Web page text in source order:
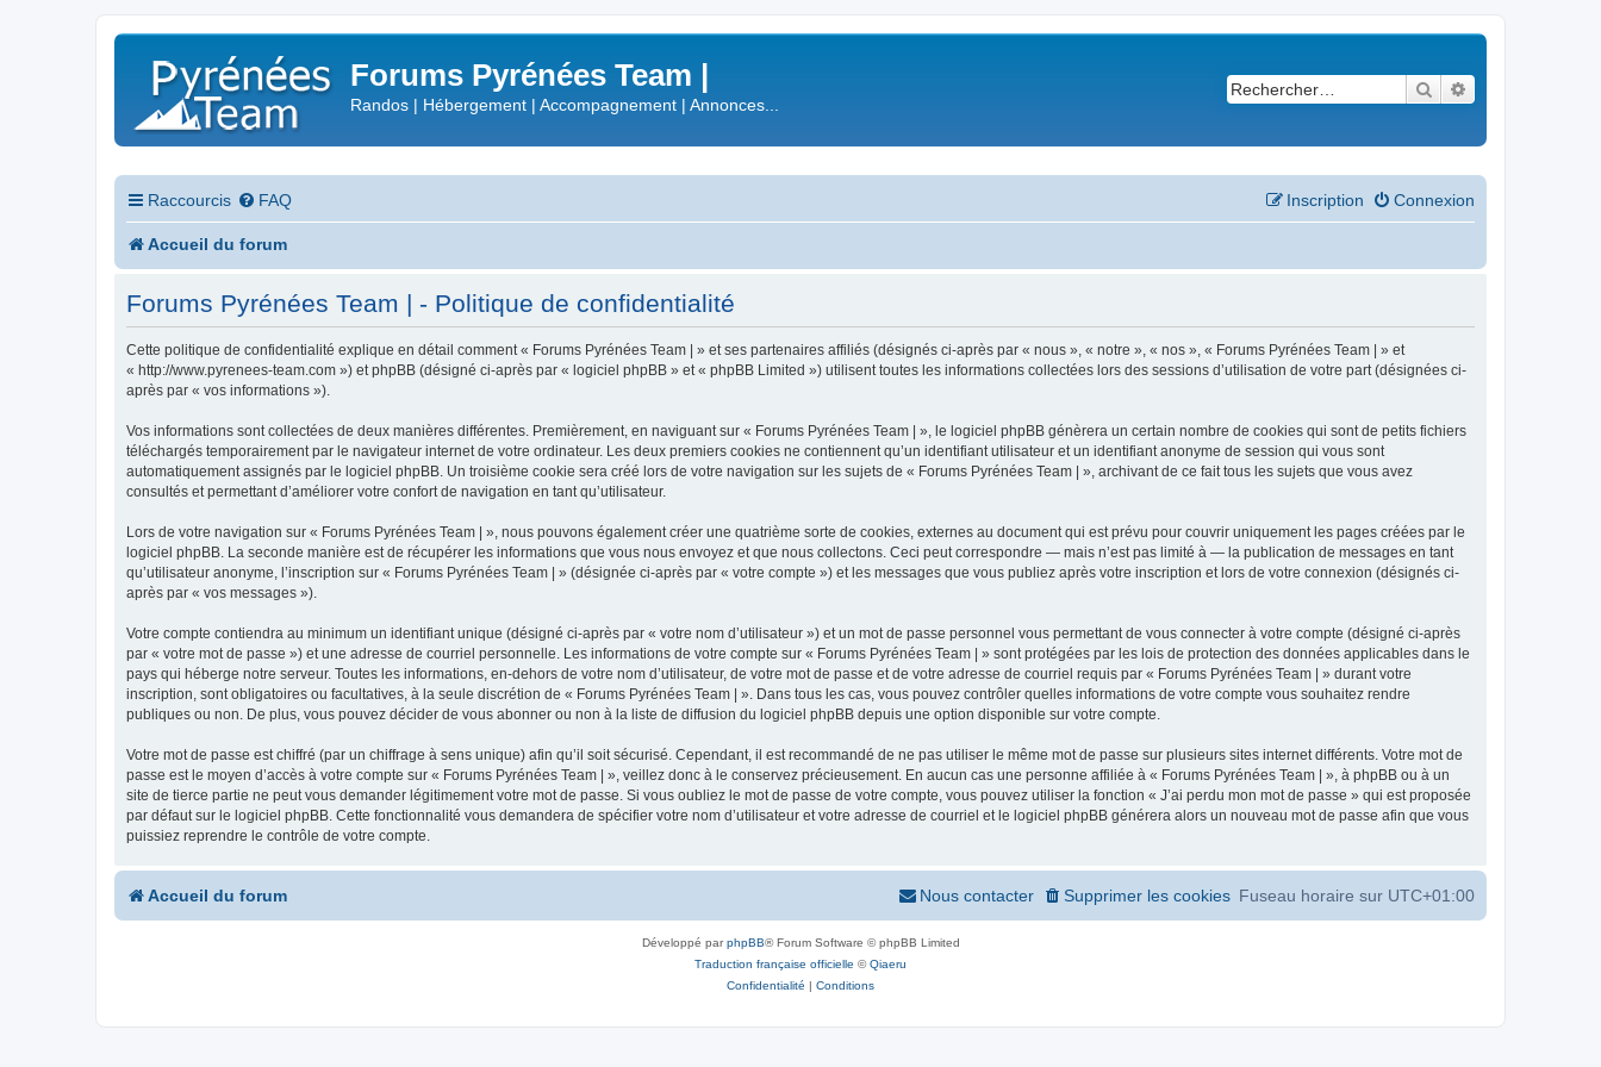
Forums Pyrénées Team |
Randos | Hébergement | Accompagnement | Annonces...
Rechercher
Raccourcis FAQ Connexion
Inscription
Accueil du forum
Forums Pyrénées Team | - Politique de confidentialité
Cette politique de confidentialité explique en détail comment « Forums Pyrénées Team | » et ses partenaires affiliés (désignés ci-après par « nous », « notre », « nos », « Forums Pyrénées Team | » et
« http://www.pyrenees-team.com ») et phpBB (désigné ci-après par « logiciel phpBB » et « phpBB Limited ») utilisent toutes les informations collectées lors des sessions d’utilisation de votre part (désignées ci-
après par « vos informations »).
Vos informations sont collectées de deux manières différentes. Premièrement, en naviguant sur « Forums Pyrénées Team | », le logiciel phpBB génèrera un certain nombre de cookies qui sont de petits fichiers
téléchargés temporairement par le navigateur internet de votre ordinateur. Les deux premiers cookies ne contiennent qu’un identifiant utilisateur et un identifiant anonyme de session qui vous sont
automatiquement assignés par le logiciel phpBB. Un troisième cookie sera créé lors de votre navigation sur les sujets de « Forums Pyrénées Team | », archivant de ce fait tous les sujets que vous avez
consultés et permettant d’améliorer votre confort de navigation en tant qu’utilisateur.
Lors de votre navigation sur « Forums Pyrénées Team | », nous pouvons également créer une quatrième sorte de cookies, externes au document qui est prévu pour couvrir uniquement les pages créées par le
logiciel phpBB. La seconde manière est de récupérer les informations que vous nous envoyez et que nous collectons. Ceci peut correspondre — mais n’est pas limité à — la publication de messages en tant
qu’utilisateur anonyme, l’inscription sur « Forums Pyrénées Team | » (désignée ci-après par « votre compte ») et les messages que vous publiez après votre inscription et lors de votre connexion (désignés ci-
après par « vos messages »).
Votre compte contiendra au minimum un identifiant unique (désigné ci-après par « votre nom d’utilisateur ») et un mot de passe personnel vous permettant de vous connecter à votre compte (désigné ci-après
par « votre mot de passe ») et une adresse de courriel personnelle. Les informations de votre compte sur « Forums Pyrénées Team | » sont protégées par les lois de protection des données applicables dans le
pays qui héberge notre serveur. Toutes les informations, en-dehors de votre nom d’utilisateur, de votre mot de passe et de votre adresse de courriel requis par « Forums Pyrénées Team | » durant votre
inscription, sont obligatoires ou facultatives, à la seule discrétion de « Forums Pyrénées Team | ». Dans tous les cas, vous pouvez contrôler quelles informations de votre compte vous souhaitez rendre
publiques ou non. De plus, vous pouvez décider de vous abonner ou non à la liste de diffusion du logiciel phpBB depuis une option disponible sur votre compte.
Votre mot de passe est chiffré (par un chiffrage à sens unique) afin qu’il soit sécurisé. Cependant, il est recommandé de ne pas utiliser le même mot de passe sur plusieurs sites internet différents. Votre mot de
passe est le moyen d’accès à votre compte sur « Forums Pyrénées Team | », veillez donc à le conservez précieusement. En aucun cas une personne affiliée à « Forums Pyrénées Team | », à phpBB ou à un
site de tierce partie ne peut vous demander légitimement votre mot de passe. Si vous oubliez le mot de passe de votre compte, vous pouvez utiliser la fonction « J’ai perdu mon mot de passe » qui est proposée
par défaut sur le logiciel phpBB. Cette fonctionnalité vous demandera de spécifier votre nom d’utilisateur et votre adresse de courriel et le logiciel phpBB générera alors un nouveau mot de passe afin que vous
puissiez reprendre le contrôle de votre compte.
Accueil du forum Fuseau horaire sur UTC+01:00
Supprimer les cookies
Nous contacter
Développé parphpBB® Forum Software © phpBB Limited
Traduction française officielle ©Qiaeru
Confidentialité | Conditions